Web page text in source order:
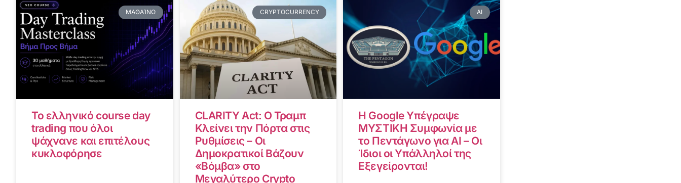
ΜΑΘΑΊΝΩ
Το ελληνικό course day
trading που όλοι
ψάχνανε και επιτέλους
κυκλοφόρησε
CRYPTOCURRENCY
CLARITY Act: Ο Τραμπ
Κλείνει την Πόρτα στις
Ρυθμίσεις – Οι
Δημοκρατικοί Βάζουν
«Βόμβα» στο
Μεγαλύτερο Crypto
AI
Η Google Υπέγραψε
ΜΥΣΤΙΚΗ Συμφωνία με
το Πεντάγωνο για AI – Οι
Ίδιοι οι Υπάλληλοί της
Εξεγείρονται!